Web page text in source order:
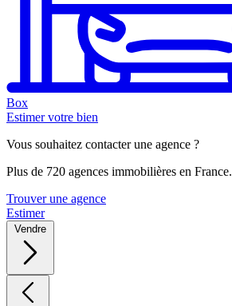
Box
Estimer votre bien
Vous souhaitez contacter une agence ?
Plus de 720 agences immobilières en France.
Trouver une agence
Estimer
Vendre